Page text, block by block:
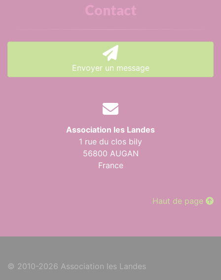
Envoyer un message
Association les Landes
1 rue du clos bily
56800 AUGAN
France
Haut de page
© 2010-2026 Association les Landes